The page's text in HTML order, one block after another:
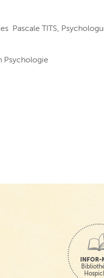
Pascale TITS,
Psychologie
INFOR-